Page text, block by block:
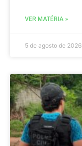
VER MATÉRIA »
5 de agosto de 2026